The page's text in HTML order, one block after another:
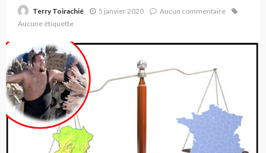
Terry Toirachié 5 janvier 2020
Aucun commentaire
Aucune étiquette